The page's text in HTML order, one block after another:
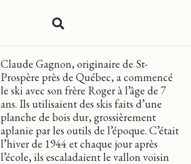
Claude Gagnon, originaire de St-
Prospère près de Québec, a commencé‎
le ski avec son frère Roger à l’âge de 7
ans. Ils utilisaient des skis faits d’une
planche de bois dur, grossièrement
aplanie par les outils de l’époque. C’était
l’hiver de 1944 et chaque jour après
l’école, ils escaladaient le vallon voisin